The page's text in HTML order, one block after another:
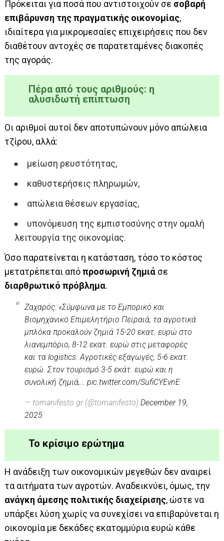
Πρόκειται για ποσά που αντιστοιχούν σε σοβαρή
επιβάρυνση της πραγματικής οικονομίας,
ιδιαίτερα για μικρομεσαίες επιχειρήσεις που δεν
διαθέτουν αντοχές σε παρατεταμένες διακοπές
της αγοράς.
Πέρα από τους αριθμούς: η
αλυσιδωτή επίπτωση
Οι αριθμοί αυτοί δεν αποτυπώνουν μόνο απώλεια
τζίρου, αλλά:
μείωση ρευστότητας,
καθυστερήσεις πληρωμών,
απώλεια θέσεων εργασίας,
υπονόμευση της εμπιστοσύνης στην ομαλή
λειτουργία της οικονομίας.
Όσο παρατείνεται η κατάσταση, τόσο το κόστος
μετατρέπεται απόπροσωρινή ζημιά σε
διαρθρωτικό πρόβλημα.
Ζαχαρός: «Σύμφωνα με το Εμπορικό και
Βιομηχανικό Επιμελητήριο Πειραιά, τα αγροτικά
μπλόκα προκαλούν ζημιά 15-20 εκατ. ευρώ στο
λιανεμπόριο, 8-12 εκατ. ευρώ στις μεταφορές
και τα logistics. Αγροτικές εξαγωγές, 5-6 εκατ.
ευρώ. Στον τουρισμό 3-5 εκάτ. ευρώ και η
συνολική ζημιά,…pic.twitter.com/SufiCYEvnE
— tomanifesto.gr (@tomanifesto)December 19,
2025
Το κρίσιμο ερώτημα
Η ανάδειξη των οικονομικών μεγεθών δεν αναιρεί
τα αιτήματα των αγροτών. Αναδεικνύει, όμως, την
ανάγκη άμεσης πολιτικής διαχείρισης, ώστε να
υπάρξει λύση χωρίς να συνεχίσει να επιβαρύνεται η
οικονομία με δεκάδες εκατομμύρια ευρώ κάθε